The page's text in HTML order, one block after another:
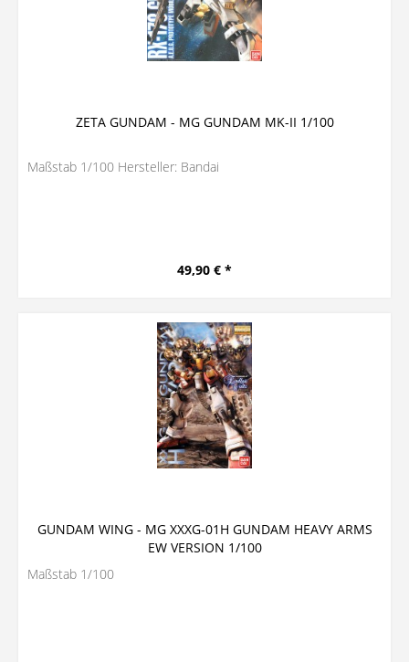
ZETA GUNDAM - MG GUNDAM MK-II 1/100
Maßstab 1/100 Hersteller: Bandai
49,90 € *
GUNDAM WING - MG XXXG-01H GUNDAM HEAVY ARMS
EW VERSION 1/100
Maßstab 1/100